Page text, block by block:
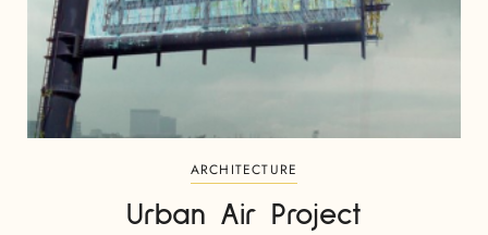
ARCHITECTURE
Urban Air Project